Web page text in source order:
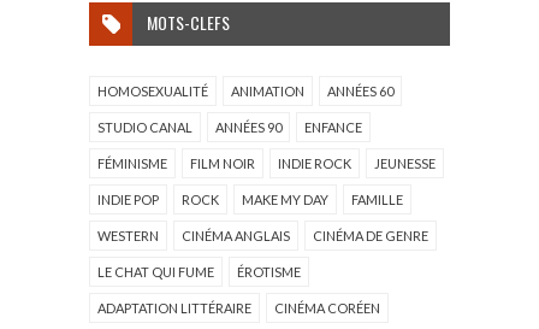
MOTS-CLEFS
HOMOSEXUALITÉ ANIMATION ANNÉES 60
STUDIO CANAL ANNÉES 90 ENFANCE
FÉMINISME FILM NOIR INDIE ROCK JEUNESSE
INDIE POP ROCK MAKE MY DAY FAMILLE
WESTERN CINÉMA ANGLAIS CINÉMA DE GENRE
LE CHAT QUI FUME ÉROTISME
ADAPTATION LITTÉRAIRE CINÉMA CORÉEN